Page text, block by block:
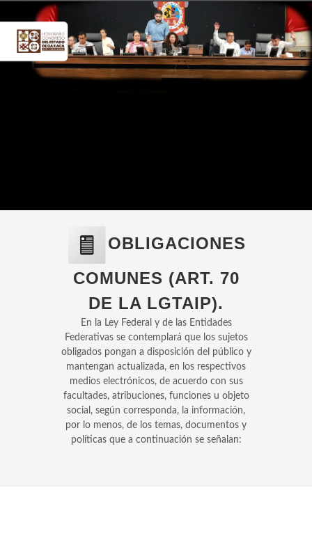
OBLIGACIONES
COMUNES (ART. 70
DE LA LGTAIP).
En la Ley Federal y de las Entidades
Federativas se contemplará que los sujetos
obligados pongan a disposición del público y
mantengan actualizada, en los respectivos
medios electrónicos, de acuerdo con sus
facultades, atribuciones, funciones u objeto
social, según corresponda, la información,
por lo menos, de los temas, documentos y
políticas que a continuación se señalan: